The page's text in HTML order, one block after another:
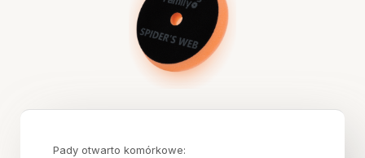
Pady otwarto komórkowe: